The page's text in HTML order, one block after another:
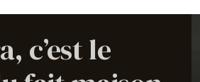
c’est le